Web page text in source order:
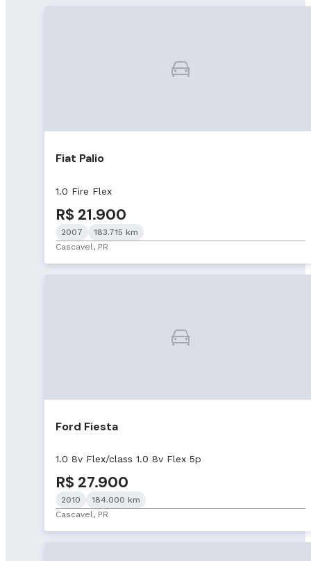
Fiat Palio
1.0 Fire Flex
R$ 21.900
2007
183.715 km
Cascavel, PR
Ford Fiesta
1.0 8v Flex/class 1.0 8v Flex 5p
R$ 27.900
2010
184.000 km
Cascavel, PR